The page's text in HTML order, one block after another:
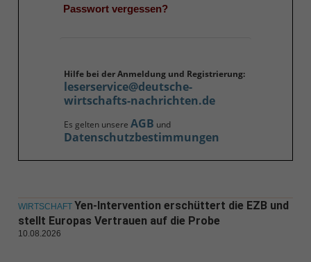
Passwort vergessen?
Hilfe bei der Anmeldung und Registrierung:
leserservice@deutsche-
wirtschafts-nachrichten.de
Es gelten unsere AGB und
Datenschutzbestimmungen
WIRTSCHAFT Yen-Intervention erschüttert die EZB und
stellt Europas Vertrauen auf die Probe
10.08.2026